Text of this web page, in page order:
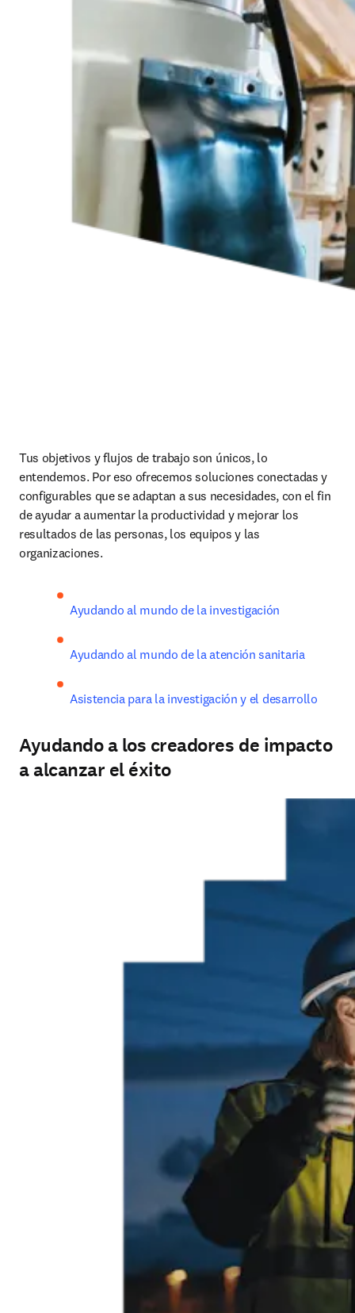
Tus objetivos y flujos de trabajo son únicos, lo
entendemos. Por eso ofrecemos soluciones conectadas y
configurables que se adaptan a sus necesidades, con el fin
de ayudar a aumentar la productividad y mejorar los
resultados de las personas, los equipos y las
organizaciones.
Ayudando al mundo de la investigación
Ayudando al mundo de la atención sanitaria
Asistencia para la investigación y el desarrollo
Ayudando a los creadores de impacto
a alcanzar el éxito